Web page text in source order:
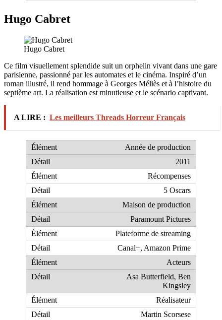
Hugo Cabret
Hugo Cabret
Ce film visuellement splendide suit un orphelin vivant dans une gare
parisienne, passionné par les automates et le cinéma. Inspiré d’un
roman illustré, il rend hommage à Georges Méliès et à l’histoire du
septième art. La réalisation est minutieuse et le scénario captivant.
A LIRE : Les meilleurs Threads Horreur Français
Année de production
2011
Récompenses
5 Oscars
Maison de production
Paramount Pictures
Plateforme de streaming
Canal+, Amazon Prime
Acteurs
Asa Butterfield, Ben
Kingsley
Réalisateur
Martin Scorsese